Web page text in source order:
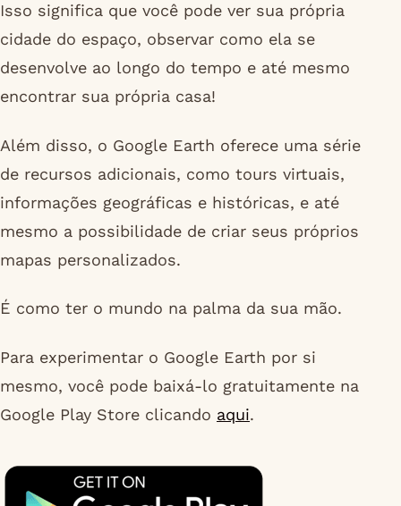
Isso significa que você pode ver sua própria
cidade do espaço, observar como ela se
desenvolve ao longo do tempo e até mesmo
encontrar sua própria casa!
Além disso, o Google Earth oferece uma série
de recursos adicionais, como tours virtuais,
informações geográficas e históricas, e até
mesmo a possibilidade de criar seus próprios
mapas personalizados.
É como ter o mundo na palma da sua mão.
Para experimentar o Google Earth por si
mesmo, você pode baixá-lo gratuitamente na
Google Play Store clicando aqui.